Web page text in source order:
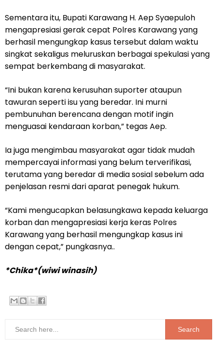
Sementara itu, Bupati Karawang H. Aep Syaepuloh
mengapresiasi gerak cepat Polres Karawang yang
berhasil mengungkap kasus tersebut dalam waktu
singkat sekaligus meluruskan berbagai spekulasi yang
sempat berkembang di masyarakat.
“Ini bukan karena kerusuhan suporter ataupun
tawuran seperti isu yang beredar. Ini murni
pembunuhan berencana dengan motif ingin
menguasai kendaraan korban,” tegas Aep.
Ia juga mengimbau masyarakat agar tidak mudah
mempercayai informasi yang belum terverifikasi,
terutama yang beredar di media sosial sebelum ada
penjelasan resmi dari aparat penegak hukum.
“Kami mengucapkan belasungkawa kepada keluarga
korban dan mengapresiasi kerja keras Polres
Karawang yang berhasil mengungkap kasus ini
dengan cepat,” pungkasnya..
*Chika*(wiwi winasih)